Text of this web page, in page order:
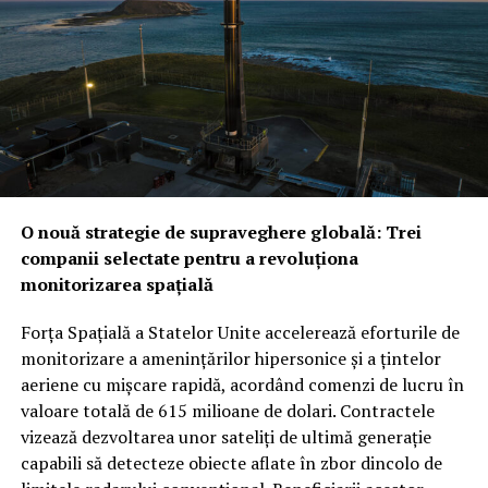
pact nu înlocuiește acordurile bilaterale existente,
configurația trilaterală semnalează o schimbare majoră
în arhitectura de securitate a regiunii.
Provocarea iraniană: Între descurajarea strategică și
testul realității din terenNoua alianță ar putea fi
testată mult mai curând decât se anticipa, pe fondul
amenințărilor constante venite din partea forțelor
vedea cu ochi buni această redistribuire a
responsabilităților de securitate între aliații săi
regionali, unii analiști rămân sceptici cu privire la
Rămâne de văzut dacă, în cazul unui atac iminent din
partea proxy-urilor Teheranului, Ankara și Islamabadul
vor interveni militar pentru a proteja regatul saudit,
transformând semnăturile de astăzi într-o realitate
operativă.
O nouă strategie de supraveghere globală: Trei
companii selectate pentru a revoluționa
monitorizarea spațială
Forța Spațială a Statelor Unite accelerează eforturile de
monitorizare a amenințărilor hipersonice și a țintelor
aeriene cu mișcare rapidă, acordând comenzi de lucru în
valoare totală de 615 milioane de dolari. Contractele
vizează dezvoltarea unor sateliți de ultimă generație
capabili să detecteze obiecte aflate în zbor dincolo de